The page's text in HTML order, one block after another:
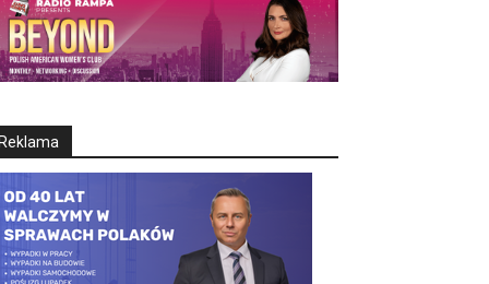
Reklama